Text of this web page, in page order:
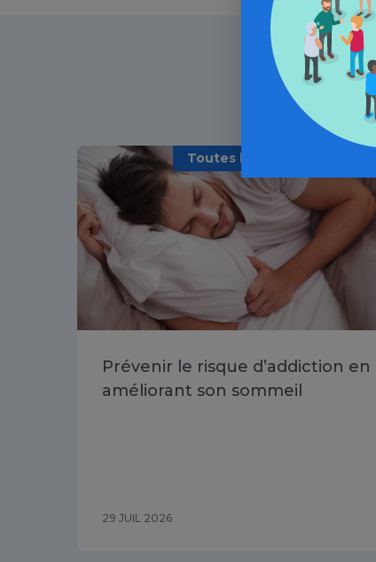
Toutes les addictions /
Prévenir le risque d’addiction en
améliorant son sommeil
29 JUIL 2026